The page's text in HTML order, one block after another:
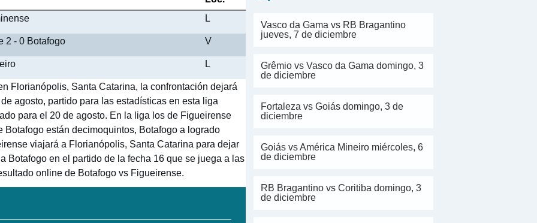
L
2 - 0 Botafogo V
L
Florianópolis, Santa Catarina, la confrontación dejará
agosto, partido para las estadísticas en esta liga
para el 20 de agosto. En la liga los de Figueirense
Botafogo están decimoquintos, Botafogo a logrado
viajará a Florianópolis, Santa Catarina para dejar
Botafogo en el partido de la fecha 16 que se juega a las
online de Botafogo vs Figueirense.
Vasco da Gama vs RB Bragantino
jueves, 7 de diciembre
Grêmio vs Vasco da Gama domingo, 3
de diciembre
Fortaleza vs Goiás domingo, 3 de
diciembre
Goiás vs América Mineiro miércoles, 6
de diciembre
RB Bragantino vs Coritiba domingo, 3
de diciembre